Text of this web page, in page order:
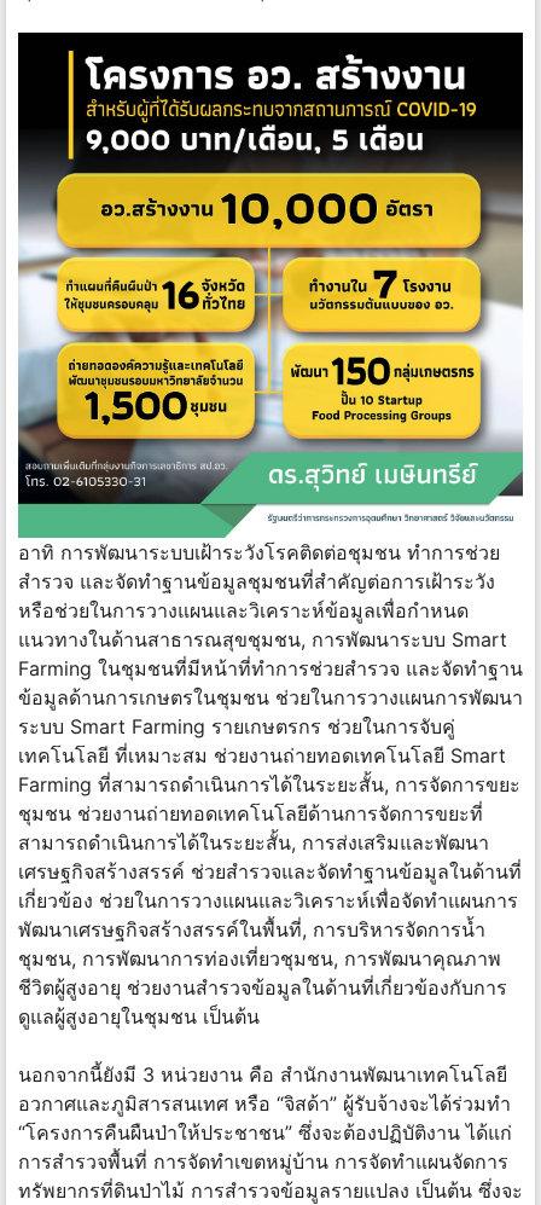
อาทิ การพัฒนาระบบเฝ้าระวังโรคติดต่อชุมชน ทำการช่วย
สำรวจ และจัดทำฐานข้อมูลชุมชนที่สำคัญต่อการเฝ้าระวัง
หรือช่วยในการวางแผนและวิเคราะห์ข้อมูลเพื่อกำหนด
แนวทางในด้านสาธารณสุขชุมชน, การพัฒนาระบบ Smart
Farming ในชุมชนที่มีหน้าที่ทำการช่วยสำรวจ และจัดทำฐาน
ข้อมูลด้านการเกษตรในชุมชน ช่วยในการวางแผนการพัฒนา
ระบบ Smart Farming รายเกษตรกร ช่วยในการจับคู่
เทคโนโลยี ที่เหมาะสม ช่วยงานถ่ายทอดเทคโนโลยี Smart
Farming ที่สามารถดำเนินการได้ในระยะสั้น, การจัดการขยะ
ชุมชน ช่วยงานถ่ายทอดเทคโนโลยีด้านการจัดการขยะที่
สามารถดำเนินการได้ในระยะสั้น, การส่งเสริมและพัฒนา
เศรษฐกิจสร้างสรรค์ ช่วยสำรวจและจัดทำฐานข้อมูลในด้านที่
เกี่ยวข้อง ช่วยในการวางแผนและวิเคราะห์เพื่อจัดทำแผนการ
พัฒนาเศรษฐกิจสร้างสรรค์ในพื้นที่, การบริหารจัดการน้ำ
ชุมชน, การพัฒนาการท่องเที่ยวชุมชน, การพัฒนาคุณภาพ
ชีวิตผู้สูงอายุ ช่วยงานสำรวจข้อมูลในด้านที่เกี่ยวข้องกับการ
ดูแลผู้สูงอายุในชุมชน เป็นต้น
นอกจากนี้ยังมี 3 หน่วยงาน คือ สำนักงานพัฒนาเทคโนโลยี
อวกาศและภูมิสารสนเทศ หรือ “จิสด้า” ผู้รับจ้างจะได้ร่วมทำ
“โครงการคืนผืนป่าให้ประชาชน” ซึ่งจะต้องปฏิบัติงาน ได้แก่
การสำรวจพื้นที่ การจัดทำเขตหมู่บ้าน การจัดทำแผนจัดการ
ทรัพยากรที่ดินป่าไม้ การสำรวจข้อมูลรายแปลง เป็นต้น ซึ่งจะ